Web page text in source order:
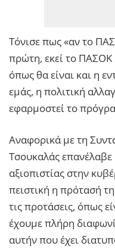
Τόνισε πως «αν το
πρώτη, εκεί το ΠΑΣΟΚ
όπως θα είναι και η
εμάς, η πολιτική
εφαρμοστεί το
Αναφορικά με τη
Τσουκαλάς επανέλαβε
αξιοπιστίας στην
πειστική η πρότασή
τις προτάσεις, όπως
έχουμε πλήρη
αυτήν που έχει